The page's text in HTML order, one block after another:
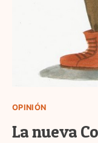
OPINIÓN
La nueva